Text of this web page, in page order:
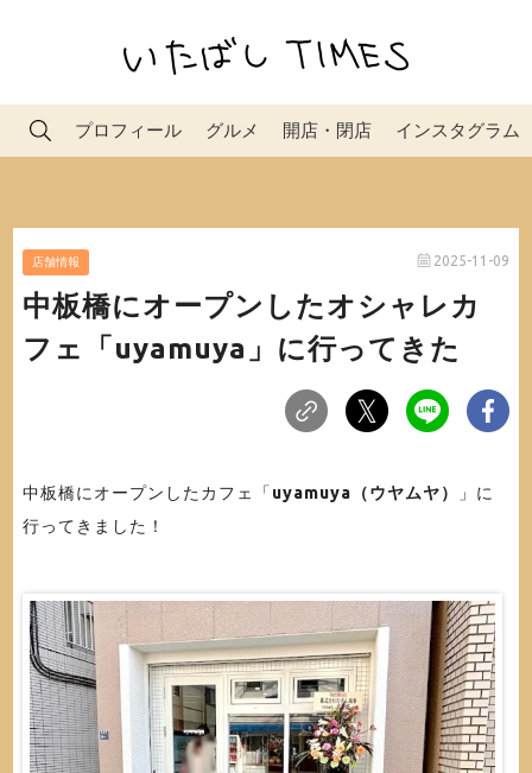
プロフィール グルメ 開店・閉店 インスタグラム
店舗情報 2025-11-09
中板橋にオープンしたオシャレカ
フェ「uyamuya」に行ってきた
中板橋にオープンしたカフェ「 uyamuya（ウヤムヤ）
」に
行ってきました！